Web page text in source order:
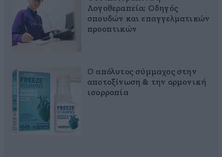
Λογοθεραπεία; Οδηγός
σπουδών και επαγγελματικών
προοπτικών
Ο απόλυτος σύμμαχος στην
αποτοξίνωση & την ορμονική
ισορροπία